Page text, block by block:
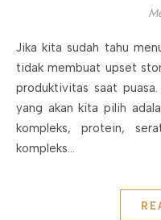
Jika kita sudah tahu menu sahur kenyang dan sehat, yang
tidak membuat upset
produktivitas saat
yang akan kita pilih
kompleks, protein,
kompleks…